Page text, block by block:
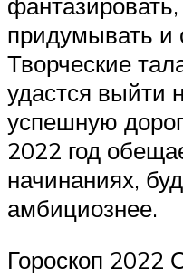
придумывать и
Творческие
удастся выйти
успешную
2022 год
начинаниях,
амбициознее.
Гороскоп 2022